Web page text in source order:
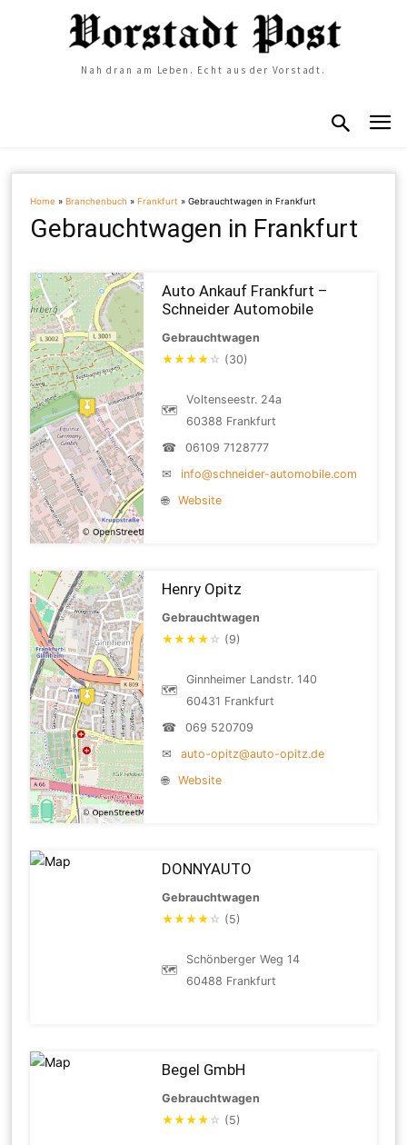
Nah dran am Leben. Echt aus der Vorstadt.
Home »Branchenbuch »Frankfurt »Gebrauchtwagen in Frankfurt
Gebrauchtwagen in Frankfurt
Auto Ankauf Frankfurt –
Schneider Automobile
Gebrauchtwagen
★★★★ ☆ (30)
🗺
Voltenseestr. 24a
60388 Frankfurt
☎
06109 7128777
✉
info@schneider-automobile.com
🌐
Website
Henry Opitz
Gebrauchtwagen
★★★★ ☆ (9)
🗺
Ginnheimer Landstr. 140
60431 Frankfurt
☎
069 520709
✉
auto-opitz@auto-opitz.de
🌐
Website
DONNYAUTO
Gebrauchtwagen
★★★★ ☆ (5)
🗺
Schönberger Weg 14
60488 Frankfurt
Begel GmbH
Gebrauchtwagen
★★★★ ☆ (5)